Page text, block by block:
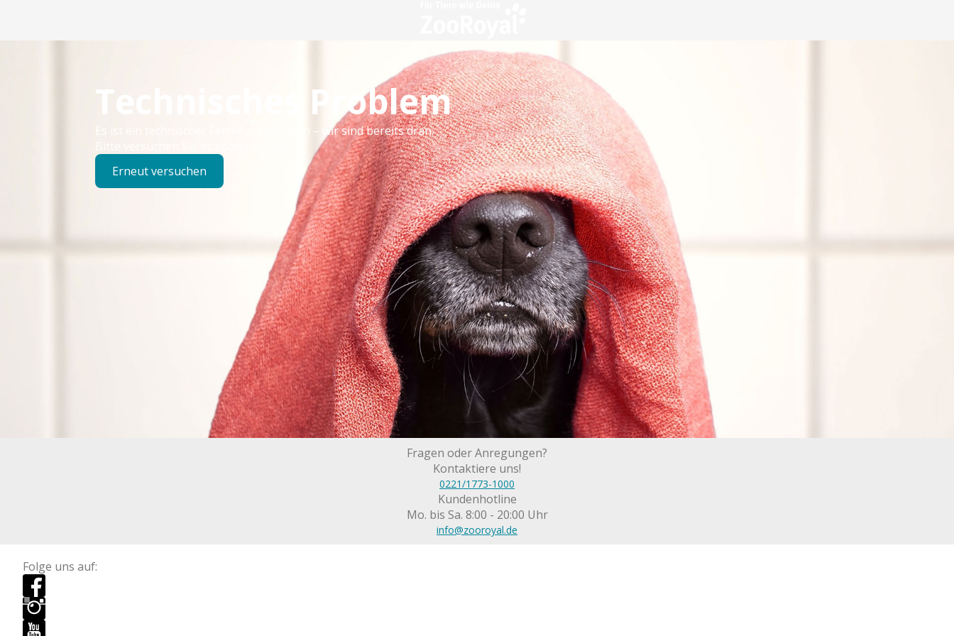
Technisches Problem
Es ist ein technischer Fehler aufgetreten – wir sind bereits dran.
Bitte versuchen Sie es später erneut.
Erneut versuchen
Fragen oder Anregungen?
Kontaktiere uns!
0221/1773-1000
Kundenhotline
Mo. bis Sa. 8:00 - 20:00 Uhr
info@zooroyal.de
Folge uns auf: